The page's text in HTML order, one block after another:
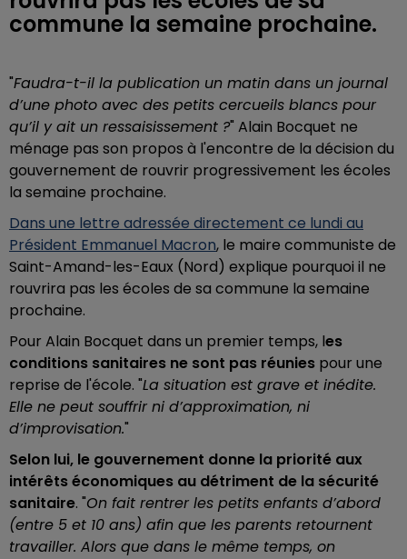
commune la semaine prochaine.
"Faudra-t-il la publication un matin dans un journal
d’une photo avec des petits cercueils blancs pour
qu’il y ait un ressaisissement ?" Alain Bocquet ne
ménage pas son propos à l'encontre de la décision du
gouvernement de rouvrir progressivement les écoles
la semaine prochaine.
Dans une lettre adressée directement ce lundi au
Président Emmanuel Macron, le maire communiste de
Saint-Amand-les-Eaux (Nord) explique pourquoi il ne
rouvrira pas les écoles de sa commune la semaine
prochaine.
Pour Alain Bocquet dans un premier temps, les
conditions sanitaires ne sont pas réunies pour une
reprise de l'école. "La situation est grave et inédite.
Elle ne peut souffrir ni d’approximation, ni
d’improvisation."
Selon lui, le gouvernement donne la priorité aux
intérêts économiques au détriment de la sécurité
sanitaire. "On fait rentrer les petits enfants d’abord
(entre 5 et 10 ans) afin que les parents retournent
travailler. Alors que dans le même temps, on